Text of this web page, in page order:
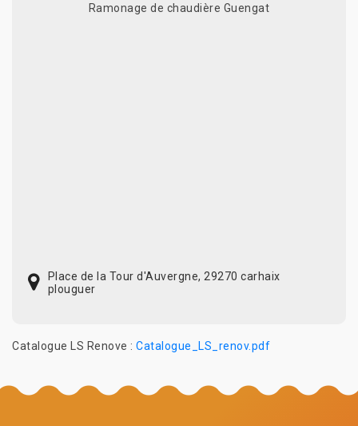
Ramonage de chaudière Guengat
Place de la Tour d'Auvergne, 29270 carhaix
plouguer
Catalogue LS Renove : Catalogue_LS_renov.pdf